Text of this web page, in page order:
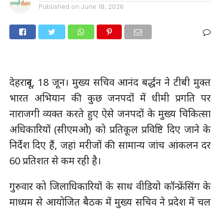
Published on June 18, 2026
देहरादून, 18 जून। मुख्य सचिव आनंद बर्द्धन ने टीबी मुक्त
भारत अभियान की कुछ जनपदों में धीमी प्रगति पर
नाराजगी व्यक्त करते हुए ऐसे जनपदों के मुख्य चिकित्सा
अधिकारियों (सीएमओ) को प्रतिकूल प्रविष्टि दिए जाने के
निर्देश दिए हैं, जहां मरीजों की सामान्य जांच आंकलन दर
60 प्रतिशत से कम रही है।
गुरुवार को जिलाधिकारियों के साथ वीडियो कॉन्फ्रेंसिंग के
माध्यम से आयोजित बैठक में मुख्य सचिव ने प्रदेश में चल